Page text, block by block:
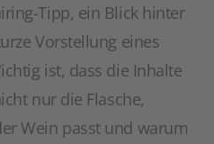
Tipp, ein Blick hinter
Vorstellung eines
ist, dass die Inhalte
nur die Flasche,
Wein passt und warum